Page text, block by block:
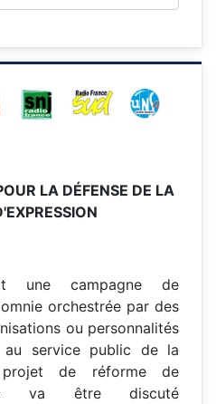
LA DÉFENSE DE LA
une campagne de
orchestrée par des
ou personnalités
au service public de la
projet de réforme de
va être discuté